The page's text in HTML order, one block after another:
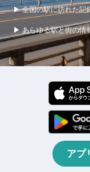
▶ 全国の駅に訪れた記
▶ あらゆる駅と街の情
アプ